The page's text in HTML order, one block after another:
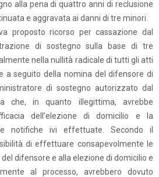
alla pena di quattro anni di reclusione
e aggravata ai danni di tre minori.
proposto ricorso per cassazione dal
di sostegno sulla base di tre
nella nullità radicale di tutti gli atti
a seguito della nomina del difensore di
di sostegno autorizzato dal
che, in quanto illegittima, avrebbe
dell’elezione di domicilio e la
notifiche ivi effettuate. Secondo il
di effettuare consapevolmente le
difensore e alla elezione di domicilio e
al processo, avrebbero dovuto